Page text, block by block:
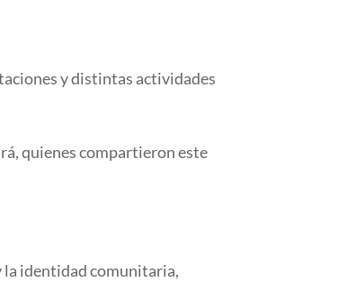
y distintas actividades
quienes compartieron este
la identidad comunitaria,